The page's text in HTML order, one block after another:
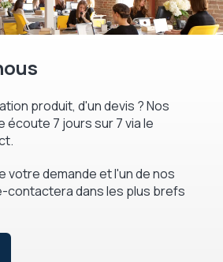
produit, d'un devis ? Nos
7 jours sur 7 via le
votre demande et l'un de nos
contactera dans les plus brefs